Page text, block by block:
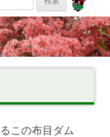
この布目ダム